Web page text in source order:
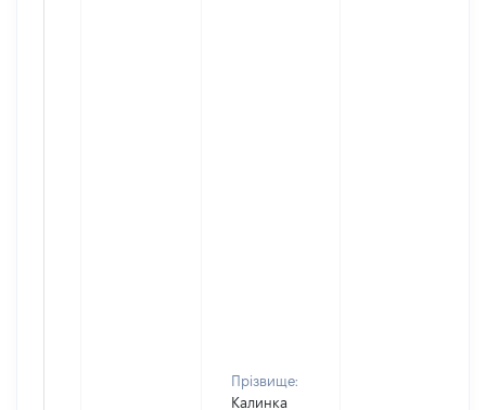
Прізвище:
Калинка